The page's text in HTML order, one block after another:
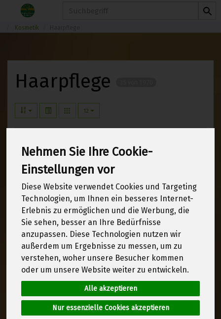
Nehmen Sie Ihre Cookie-
Einstellungen vor
Diese Website verwendet Cookies und Targeting
Technologien, um Ihnen ein besseres Internet-
Erlebnis zu ermöglichen und die Werbung, die
Sie sehen, besser an Ihre Bedürfnisse
anzupassen. Diese Technologien nutzen wir
außerdem um Ergebnisse zu messen, um zu
verstehen, woher unsere Besucher kommen
oder um unsere Website weiter zu entwickeln.
Alle akzeptieren
Nur essenzielle Cookies akzeptieren
Kosmetik
Haarpflege
12
Hersteller Ernährung